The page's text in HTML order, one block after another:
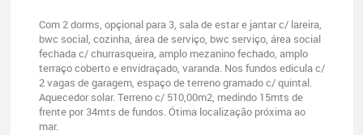
Com 2 dorms, opçional para 3, sala de estar e jantar c/ lareira,
bwc social, cozinha, área de serviço, bwc serviço, área social
fechada c/ churrasqueira, amplo mezanino fechado, amplo
terraço coberto e envidraçado, varanda. Nos fundos edicula c/
2 vagas de garagem, espaço de terreno gramado c/ quintal.
Aquecedor solar. Terreno c/ 510,00m2, medindo 15mts de
frente por 34mts de fundos. Ótima localização próxima ao
mar.